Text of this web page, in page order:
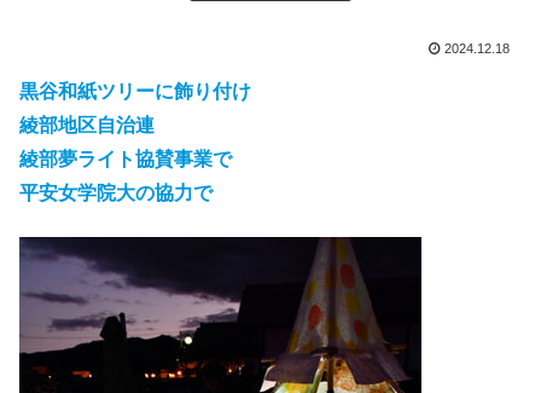
2024.12.18
黒谷和紙ツリーに飾り付け
綾部地区自治連
綾部夢ライト協賛事業で
平安女学院大の協力で